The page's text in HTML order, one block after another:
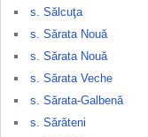
s. Sălcuţa
s. Sărata Nouă
s. Sărata Nouă
s. Sărata Veche
s. Sărata-Galbenă
s. Sărăteni